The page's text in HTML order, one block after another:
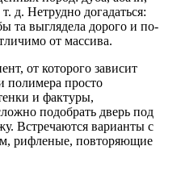
д. Нетрудно догадаться:
та выглядела дорого и по-
от массива.
от которого зависит
полимера просто
и фактуры,
подобрать дверь под
Встречаются варианты с
рифленые, повторяющие